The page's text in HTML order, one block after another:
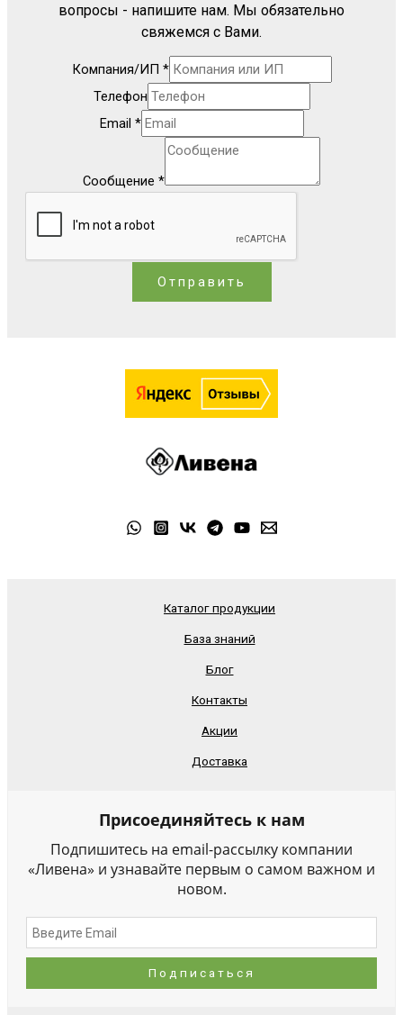
вопросы - напишите нам. Мы обязательно
свяжемся с Вами.
Компания/ИП *
Телефон
Email *
Сообщение *
Отправить
Каталог продукции
База знаний
Блог
Контакты
Акции
Доставка
Присоединяйтесь к нам
Подпишитесь на email-рассылку компании
«Ливена» и узнавайте первым о самом важном и
новом.